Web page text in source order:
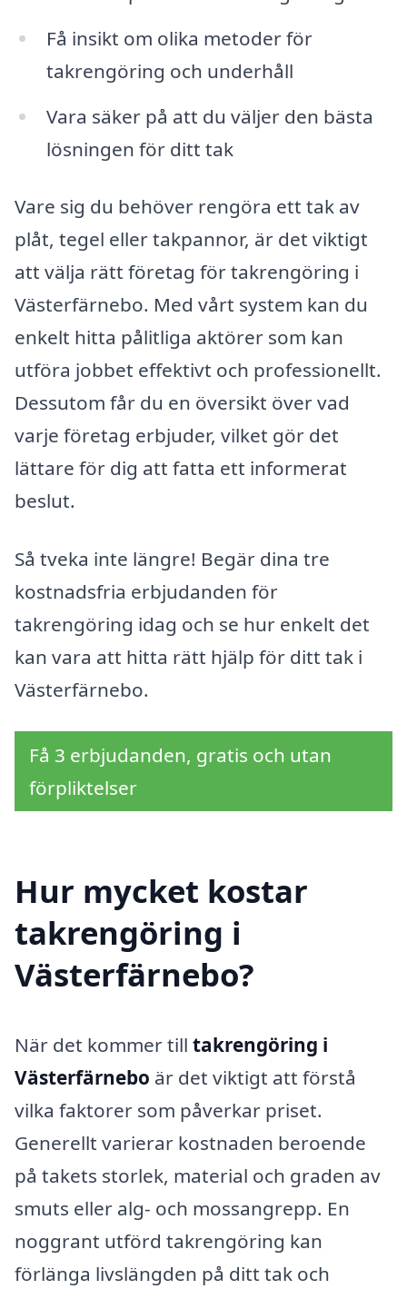
Få insikt om olika metoder för
takrengöring och underhåll
Vara säker på att du väljer den bästa
lösningen för ditt tak
Vare sig du behöver rengöra ett tak av
plåt, tegel eller takpannor, är det viktigt
att välja rätt företag för takrengöring i
Västerfärnebo. Med vårt system kan du
enkelt hitta pålitliga aktörer som kan
utföra jobbet effektivt och professionellt.
Dessutom får du en översikt över vad
varje företag erbjuder, vilket gör det
lättare för dig att fatta ett informerat
beslut.
Så tveka inte längre! Begär dina tre
kostnadsfria erbjudanden för
takrengöring idag och se hur enkelt det
kan vara att hitta rätt hjälp för ditt tak i
Västerfärnebo.
Få 3 erbjudanden, gratis och utan
förpliktelser
Hur mycket kostar
takrengöring i
Västerfärnebo?
När det kommer till takrengöring i
Västerfärnebo är det viktigt att förstå
vilka faktorer som påverkar priset.
Generellt varierar kostnaden beroende
på takets storlek, material och graden av
smuts eller alg- och mossangrepp. En
noggrant utförd takrengöring kan
förlänga livslängden på ditt tak och